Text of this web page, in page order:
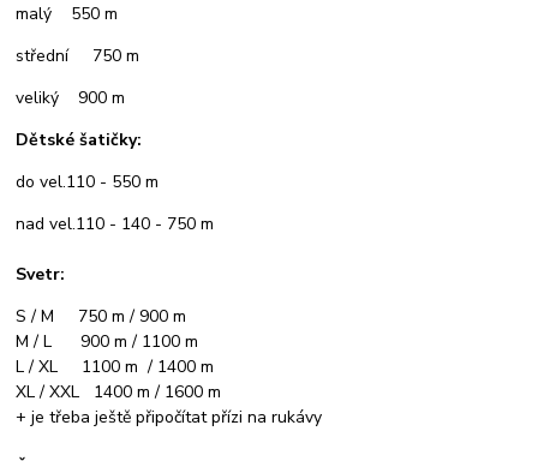
malý 550 m
střední 750 m
veliký 900 m
Dětské šatičky:
do vel.110 - 550 m
nad vel.110 - 140 - 750 m
Svetr:
S / M 750 m / 900 m
M / L 900 m / 1100 m
L / XL 1100 m / 1400 m
XL / XXL 1400 m / 1600 m
+ je třeba ještě připočítat přízi na rukávy